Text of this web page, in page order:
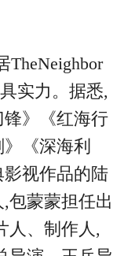
TheNeighbor
实力。据悉,
》《红海行
《深海利
视作品的陆
包蒙蒙担任出
人、制作人,